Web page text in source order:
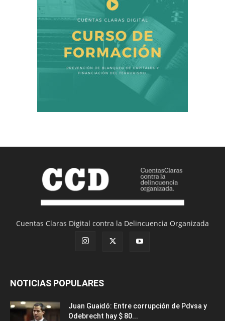
Cuentas Claras Digital contra la Delincuencia Organizada
NOTICIAS POPULARES
Juan Guaidó: Entre corrupción de Pdvsa y
Odebrecht hay $ 80...